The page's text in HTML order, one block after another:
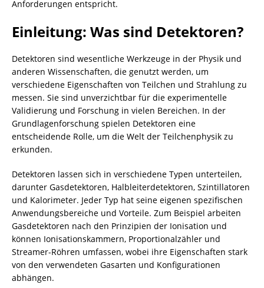
Anforderungen entspricht.
Einleitung: Was sind Detektoren?
Detektoren sind wesentliche Werkzeuge in der Physik und
anderen Wissenschaften, die genutzt werden, um
verschiedene Eigenschaften von Teilchen und Strahlung zu
messen. Sie sind unverzichtbar für die experimentelle
Validierung und Forschung in vielen Bereichen. In der
Grundlagenforschung spielen Detektoren eine
entscheidende Rolle, um die Welt der Teilchenphysik zu
erkunden.
Detektoren lassen sich in verschiedene Typen unterteilen,
darunter Gasdetektoren, Halbleiterdetektoren, Szintillatoren
und Kalorimeter. Jeder Typ hat seine eigenen spezifischen
Anwendungsbereiche und Vorteile. Zum Beispiel arbeiten
Gasdetektoren nach den Prinzipien der Ionisation und
können Ionisationskammern, Proportionalzähler und
Streamer-Röhren umfassen, wobei ihre Eigenschaften stark
von den verwendeten Gasarten und Konfigurationen
abhängen.